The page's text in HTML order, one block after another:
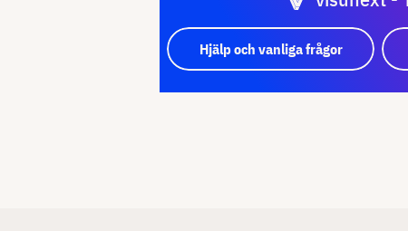
Hjälp och vanliga frågor